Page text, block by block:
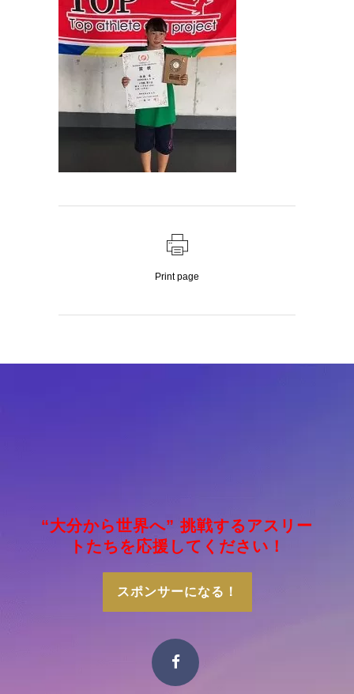
Print page
“大分から世界へ” 挑戦するアスリー
トたちを応援してください！
スポンサーになる！